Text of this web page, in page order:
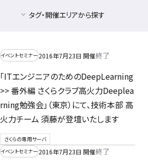
タグ・開催エリアから探す
イベントセミナー2016年7月23日 開催終了
「ITエンジニアのためのDeepLearning
>> 番外編 さくらクラブ高火力Deeplea
rning勉強会」（東京）にて、技術本部 高
火力チーム 須藤が登壇いたします
さくらの専用サーバ
イベントセミナー2016年7月23日 開催終了